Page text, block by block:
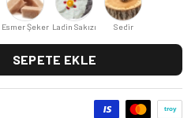
Esmer Şeker Ladin Sakızı Sedir
SEPETE EKLE